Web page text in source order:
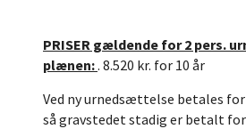
PRISER gældende for 2 pers.
plænen:. 8.520 kr. for 10 år
Ved ny urnedsættelse betales
så gravstedet stadig er betalt